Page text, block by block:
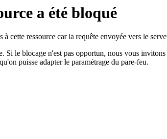
a été bloqué
cette ressource car la requête envoyée vers le
Si le blocage n'est pas opportun, nous vous
puisse adapter le paramétrage du pare-feu.